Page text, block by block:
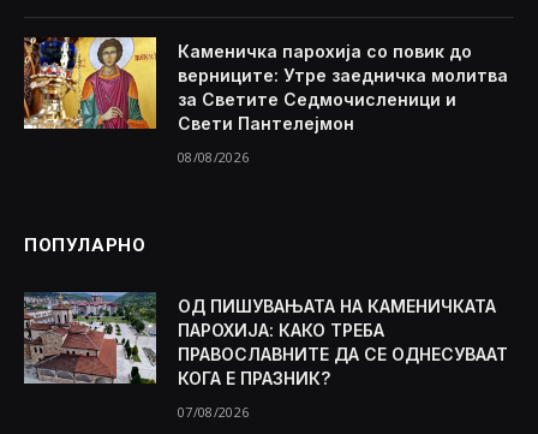
Каменичка парохија со повик до
верниците: Утре заедничка молитва
за Светите Седмочисленици и
Свети Пантелејмон
08/08/2026
ПОПУЛАРНО
ОД ПИШУВАЊАТА НА КАМЕНИЧКАТА
ПАРОХИЈА: КАКО ТРЕБА
ПРАВОСЛАВНИТЕ ДА СЕ ОДНЕСУВААТ
КОГА Е ПРАЗНИК?
07/08/2026